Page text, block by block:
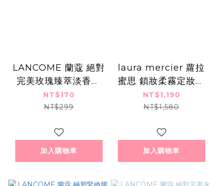
LANCOME 蘭蔻 絕對
完美玫瑰臻萃淡香精
1001朵玫瑰(2ml)-隨
身針管香水-百貨公司
NT$170
NT$299
加入購物車
laura mercier 蘿拉
蜜思 鎖妝柔霧定妝噴
霧(100ml)-國際航空
版
NT$1,190
NT$1,580
加入購物車